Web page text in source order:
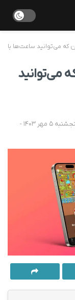
که می‌توانید ساعت‌ها با
می‌توانید
دوشنبه 19 شهریور 1403 - 08:00 - به‌روزشده در پنجشنبه 5 مهر 1403 -